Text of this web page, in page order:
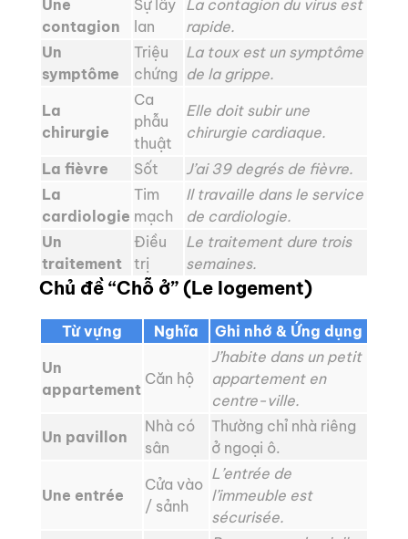
Une
contagion
Sự lây
lan
La contagion du virus est
rapide.
Un
symptôme
Triệu
chứng
La toux est un symptôme
de la grippe.
La
chirurgie
Ca
phẫu
thuật
Elle doit subir une
chirurgie cardiaque.
La fièvre
Sốt
J’ai 39 degrés de fièvre.
La
cardiologie
Tim
mạch
Il travaille dans le service
de cardiologie.
Un
traitement
Điều
trị
Le traitement dure trois
semaines.
Chủ đề “Chỗ ở” (Le logement)
Từ vựng Nghĩa
Ghi nhớ & Ứng dụng
Un
appartement
Căn hộ
J’habite dans un petit
appartement en
centre-ville.
Un pavillon
Nhà có
sân
Thường chỉ nhà riêng
ở ngoại ô.
Une entrée
Cửa vào
/ sảnh
L’entrée de
l’immeuble est
sécurisée.